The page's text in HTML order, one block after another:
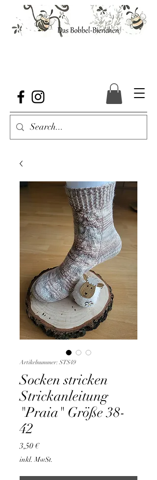
Artikelnummer: STS49
Socken stricken
Strickanleitung
"Praia" Größe 38-
42
3,50 €Preis
inkl. MwSt.